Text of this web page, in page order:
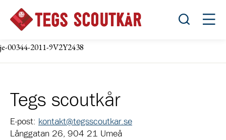
Öppna
je-00344-2011-9V2Y2438
Tegs scoutkår
E-post: kontakt@tegsscoutkar.se
Långgatan 26, 904 21 Umeå